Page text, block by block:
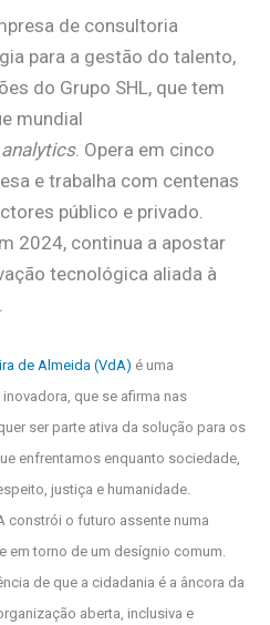
de consultoria
para a gestão do talento,
do Grupo SHL, que tem
mundial
. Opera em cinco
e trabalha com centenas
público e privado.
2024, continua a apostar
tecnológica aliada à
de Almeida (VdA) é uma
que se afirma nas
ser parte ativa da solução para os
enfrentamos enquanto sociedade,
justiça e humanidade.
constrói o futuro assente numa
em torno de um desígnio comum.
de que a cidadania é a âncora da
aberta, inclusiva e